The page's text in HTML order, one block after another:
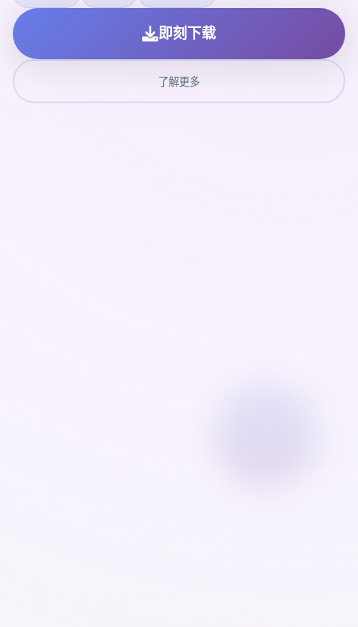
即刻下载
了解更多